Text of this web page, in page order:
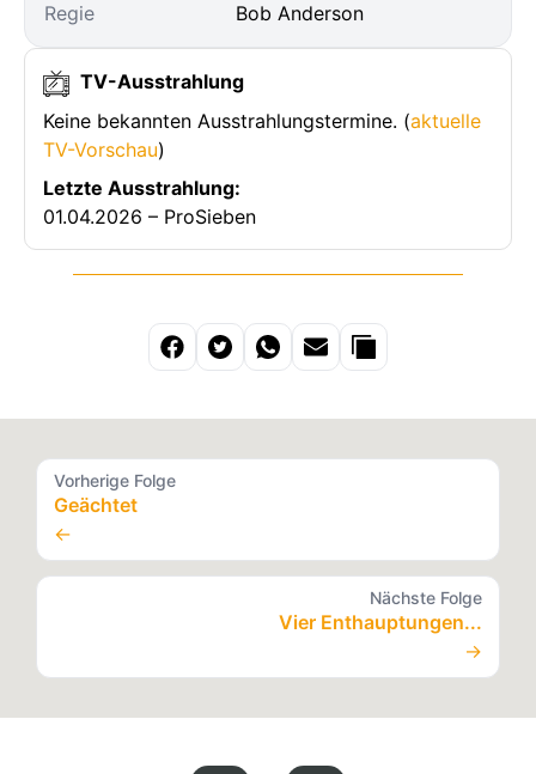
Regie
Bob Anderson
TV-Ausstrahlung
Keine bekannten Ausstrahlungstermine. (aktuelle
TV-Vorschau)
Letzte Ausstrahlung:
01.04.2026 – ProSieben
Vorherige Folge
Geächtet
←
Nächste Folge
Vier Enthauptungen...
→